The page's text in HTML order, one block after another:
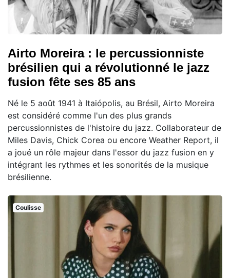
Airto Moreira : le percussionniste
brésilien qui a révolutionné le jazz
fusion fête ses 85 ans
Né le 5 août 1941 à Itaiópolis, au Brésil, Airto Moreira
est considéré comme l'un des plus grands
percussionnistes de l'histoire du jazz. Collaborateur de
Miles Davis, Chick Corea ou encore Weather Report, il
a joué un rôle majeur dans l'essor du jazz fusion en y
intégrant les rythmes et les sonorités de la musique
brésilienne.
Coulisse